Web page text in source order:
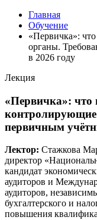
Главная
Обучение
«Первичка»:
органы.
в 2026 году
Лекция
«Первичка»: что
первичным
Лектор: Стажкова
директор
кандидат
аудиторов и
аудиторов,
бухгалтерского и
повышения